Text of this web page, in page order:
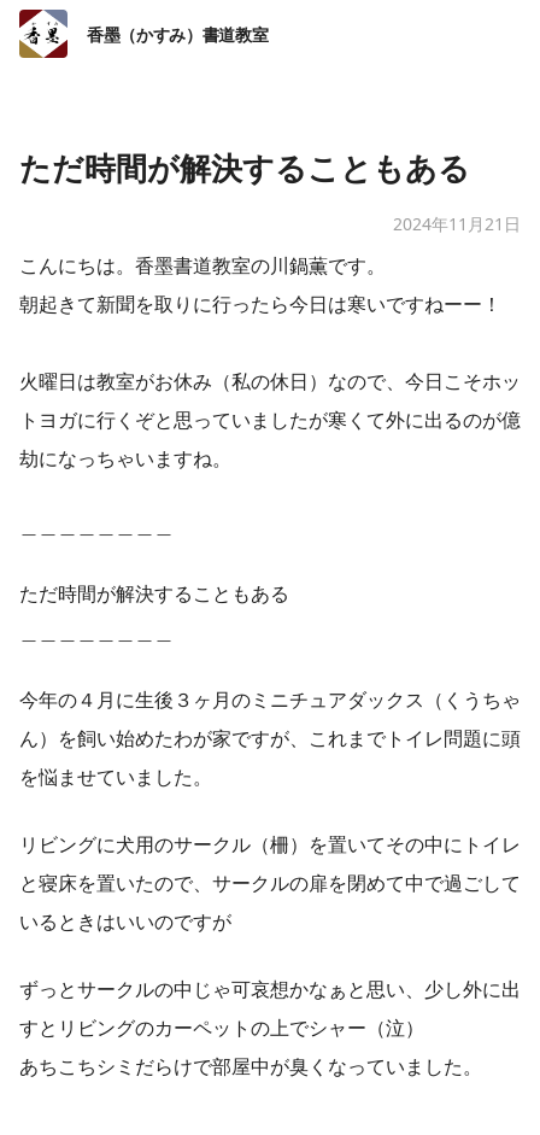
香墨（かすみ）書道教室
ただ時間が解決することもある
2024年11月21日
こんにちは。香墨書道教室の川鍋薫です。
朝起きて新聞を取りに行ったら今日は寒いですねーー！
火曜日は教室がお休み（私の休日）なので、今日こそホッ
トヨガに行くぞと思っていましたが寒くて外に出るのが億
劫になっちゃいますね。
ただ時間が解決することもある
今年の４月に生後３ヶ月のミニチュアダックス（くうちゃ
ん）を飼い始めたわが家ですが、これまでトイレ問題に頭
を悩ませていました。
リビングに犬用のサークル（柵）を置いてその中にトイレ
と寝床を置いたので、サークルの扉を閉めて中で過ごして
いるときはいいのですが
ずっとサークルの中じゃ可哀想かなぁと思い、少し外に出
すとリビングのカーペットの上でシャー（泣）
あちこちシミだらけで部屋中が臭くなっていました。